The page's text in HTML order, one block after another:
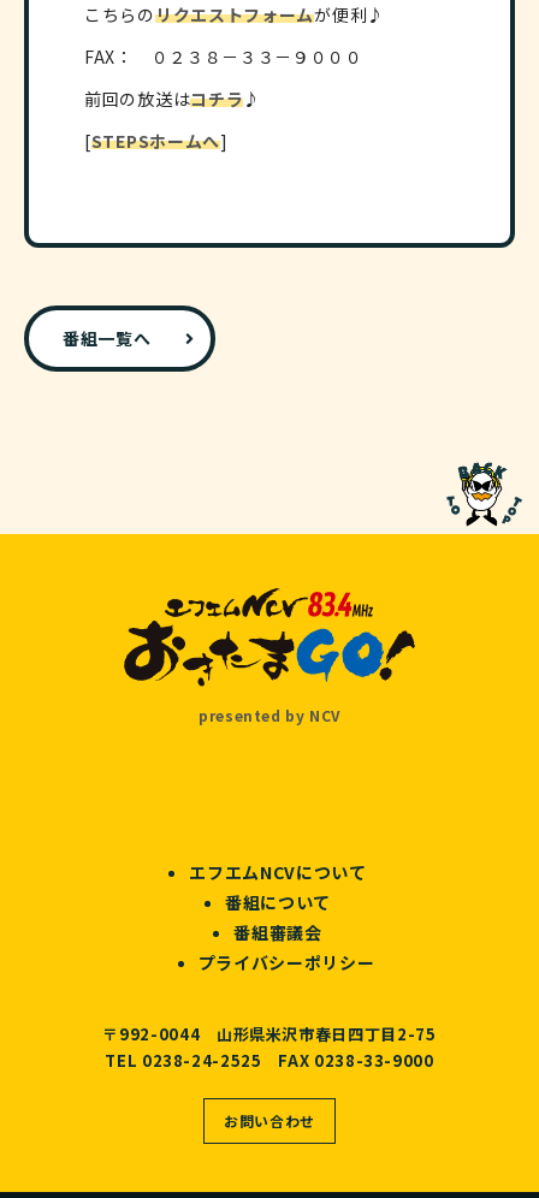
こちらのリクエストフォームが便利♪
FAX： ０２３８－３３－９０００
前回の放送はコチラ ♪
[STEPSホームへ]
番組一覧へ
presented by NCV
エフエムNCVについて
番組について
番組審議会
プライバシーポリシー
〒992-0044 山形県米沢市春日四丁目2-75
TEL 0238-24-2525 FAX 0238-33-9000
お問い合わせ